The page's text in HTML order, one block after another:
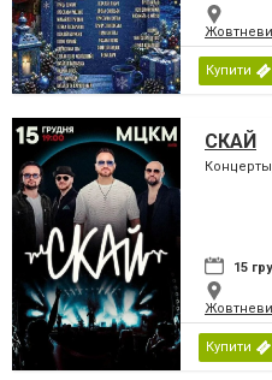
Купити
СКАЙ
15
Купити